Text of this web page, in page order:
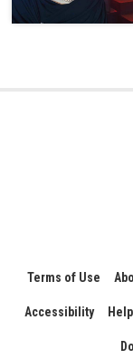
Terms of Use
Accessibility Help